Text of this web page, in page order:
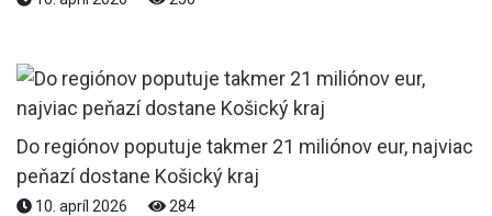
Do regiónov poputuje takmer 21 miliónov eur, najviac
peňazí dostane Košický kraj
10. apríl 2026 284